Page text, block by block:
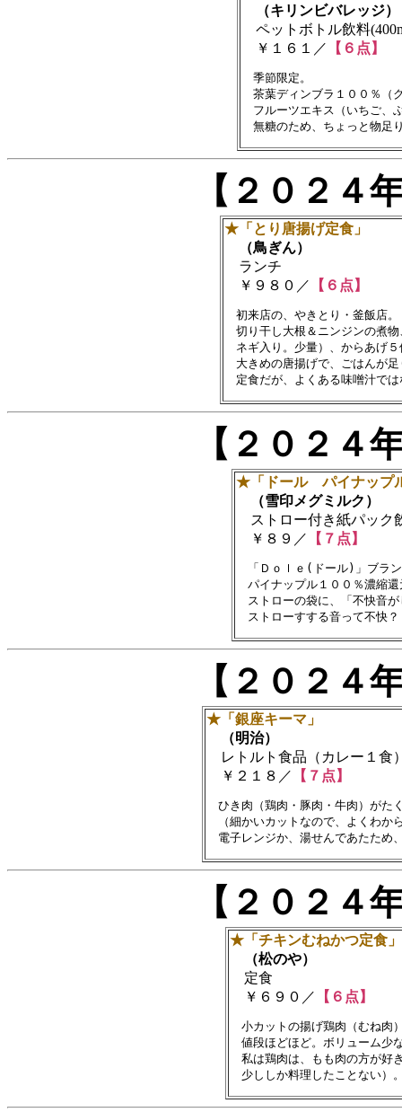
（キリンビバレッジ）
ペットボトル飲料
￥１６１／
【６点】
季節限定。
茶葉ディンブラ１００％（
フルーツエキス（いちご、
【２０２
★「とり唐揚げ定食」
（鳥ぎん）
ランチ
￥９８０／ 【６点】
初来店の、やきとり・釜飯店。
切り干し大根＆ニンジンの煮
ネギ入り。少量）、からあげ５
大きめの唐揚げで、ごはんが足
【２０２
★「ドール パイナップ
（雪印メグミルク）
ストロー付き紙パック
￥８９／ 【７点】
「Ｄｏｌｅ(ドール)」ブラ
パイナップル１００％濃縮還
ストローの袋に、「不快音
【２０２
★「銀座キーマ」
（明治）
レトルト食品（カレー１食
￥２１８／
【７点】
ひき肉（鶏肉・豚肉・牛肉）がた
（細かいカットなので、よくわか
【２０２
★「チキンむねかつ定食」
（松のや）
定食
￥６９０／
【６点】
小カットの揚げ鶏肉（むね肉
値段ほどほど。ボリューム少
私は鶏肉は、もも肉の方が好